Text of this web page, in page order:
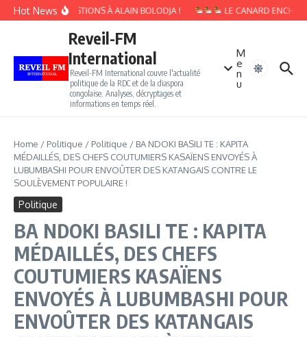
Aller au contenu
Hot News10 QUESTIONS À ALAIN BOLODJA ! LE CANARD
Reveil-FM
International
Reveil-FM International couvre l'actualité
politique de la RDC et de la diaspora
congolaise. Analyses, décryptages et
informations en temps réel.
M
e
n
u
Home / Politique / Politique / BA NDOKI BASILI TE : KAPITA
MÉDAILLÉS, DES CHEFS COUTUMIERS KASAÏENS ENVOYÉS À
LUBUMBASHI POUR ENVOÛTER DES KATANGAIS CONTRE LE
SOULÈVEMENT POPULAIRE !
Politique
BA NDOKI BASILI TE : KAPITA
MÉDAILLÉS, DES CHEFS
COUTUMIERS KASAÏENS
ENVOYÉS À LUBUMBASHI POUR
ENVOÛTER DES KATANGAIS